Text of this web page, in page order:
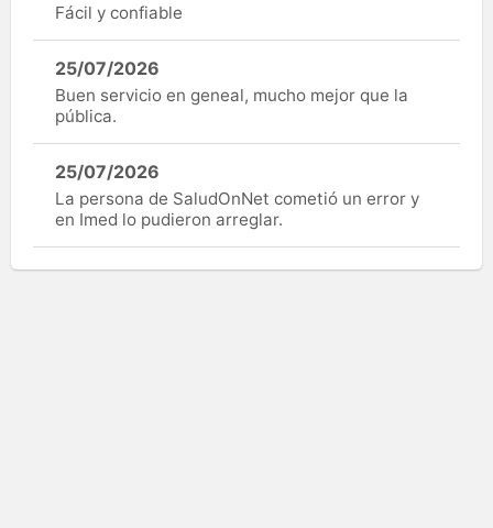
Fácil y confiable
25/07/2026
Buen servicio en geneal, mucho mejor que la
pública.
25/07/2026
La persona de SaludOnNet cometió un error y
en Imed lo pudieron arreglar.